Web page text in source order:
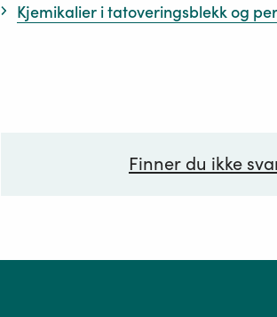
Kjemikalier i tatoveringsblekk og
Finner du ikke